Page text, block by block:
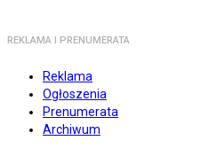
REKLAMA I PRENUMERATA
Reklama
Ogłoszenia
Prenumerata
Archiwum